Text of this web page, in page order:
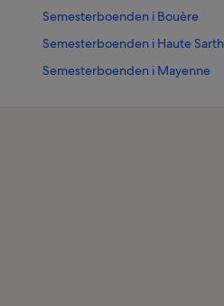
Semesterboenden i Bouère
Semesterboenden i Haute
Semesterboenden i Mayenne